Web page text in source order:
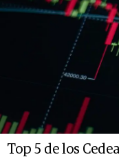
Top 5 de los